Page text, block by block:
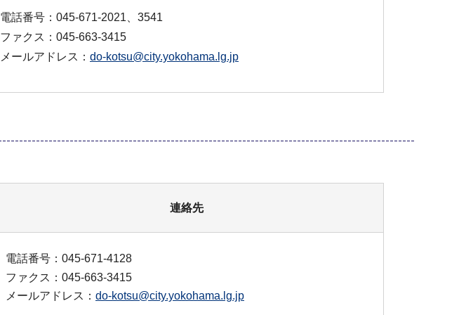
電話番号：045-671-2021、3541
ファクス：045-663-3415
メールアドレス： do-kotsu@city.yokohama.lg.jp
連絡先
電話番号：045-671-4128
ファクス：045-663-3415
メールアドレス： do-kotsu@city.yokohama.lg.jp